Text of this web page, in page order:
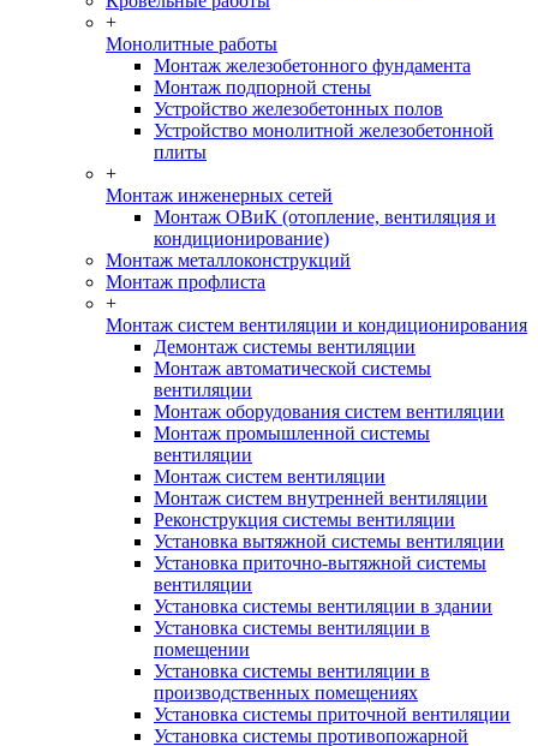
+
Монолитные работы
Монтаж железобетонного фундамента
Монтаж подпорной стены
Устройство железобетонных полов
Устройство монолитной железобетонной
плиты
+
Монтаж инженерных сетей
Монтаж ОВиК (отопление, вентиляция и
кондиционирование)
Монтаж металлоконструкций
Монтаж профлиста
+
Монтаж систем вентиляции и кондиционирования
Демонтаж системы вентиляции
Монтаж автоматической системы
вентиляции
Монтаж оборудования систем вентиляции
Монтаж промышленной системы
вентиляции
Монтаж систем вентиляции
Монтаж систем внутренней вентиляции
Реконструкция системы вентиляции
Установка вытяжной системы вентиляции
Установка приточно-вытяжной системы
вентиляции
Установка системы вентиляции в здании
Установка системы вентиляции в
помещении
Установка системы вентиляции в
производственных помещениях
Установка системы приточной вентиляции
Установка системы противопожарной